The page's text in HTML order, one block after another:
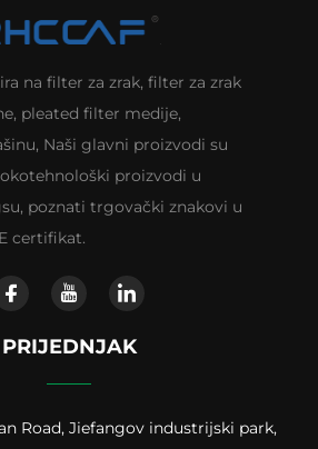
na filter za zrak, filter za zrak
pleated filter medije,
Naši glavni proizvodi su
proizvodi u
poznati trgovački znakovi u
certifikat.
PRIJEDNJAK
Road, Jiefangov industrijski park,